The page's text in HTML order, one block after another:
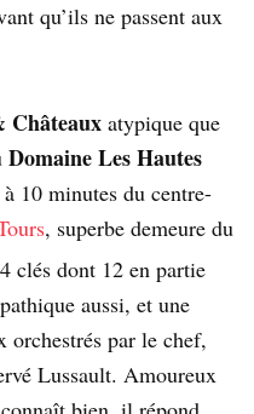
qu’ils ne passent aux
Châteaux atypique que
Domaine Les Hautes
10 minutes du centre-
, superbe demeure du
clés dont 12 en partie
aussi, et une
orchestrés par le chef,
Lussault. Amoureux